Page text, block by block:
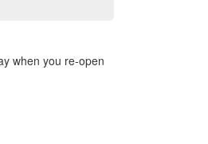
when you re-open